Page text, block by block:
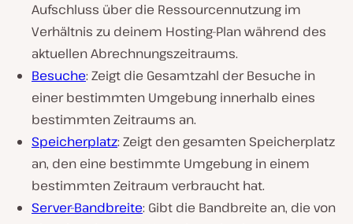
Aufschluss über die Ressourcennutzung im
Verhältnis zu deinem Hosting-Plan während des
aktuellen Abrechnungszeitraums.
Besuche: Zeigt die Gesamtzahl der Besuche in
einer bestimmten Umgebung innerhalb eines
bestimmten Zeitraums an.
Speicherplatz: Zeigt den gesamten Speicherplatz
an, den eine bestimmte Umgebung in einem
bestimmten Zeitraum verbraucht hat.
Server-Bandbreite: Gibt die Bandbreite an, die von